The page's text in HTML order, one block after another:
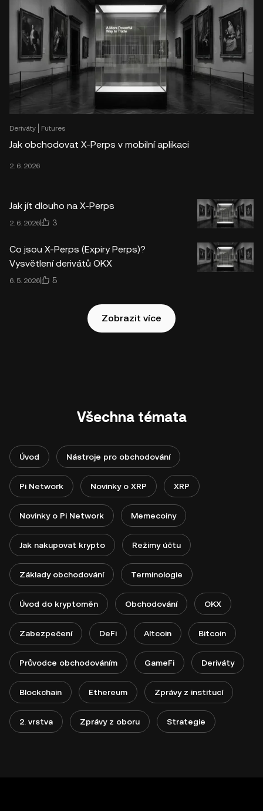
Deriváty Futures
Jak obchodovat X-Perps v mobilní aplikaci
2. 6. 2026
Jak jít dlouho na X-Perps
2. 6. 2026 3
Co jsou X-Perps (Expiry Perps)?
Vysvětlení derivátů OKX
6. 5. 2026 5
Zobrazit více
Všechna témata
Úvod Nástroje pro obchodování
Pi Network Novinky o XRP XRP
Novinky o Pi Network Memecoiny
Jak nakupovat krypto Režimy účtu
Základy obchodování Terminologie
Úvod do kryptoměn Obchodování OKX
Zabezpečení DeFi Altcoin Bitcoin
Průvodce obchodováním GameFi Deriváty
Blockchain Ethereum Zprávy z institucí
2. vrstva Zprávy z oboru Strategie